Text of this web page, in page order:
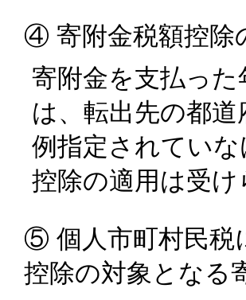
④ 寄附金税額控除
寄附金を支払っ
は、転出先の都
例指定されてい
控除の適用は受
⑤ 個人市町村民税
控除の対象となる